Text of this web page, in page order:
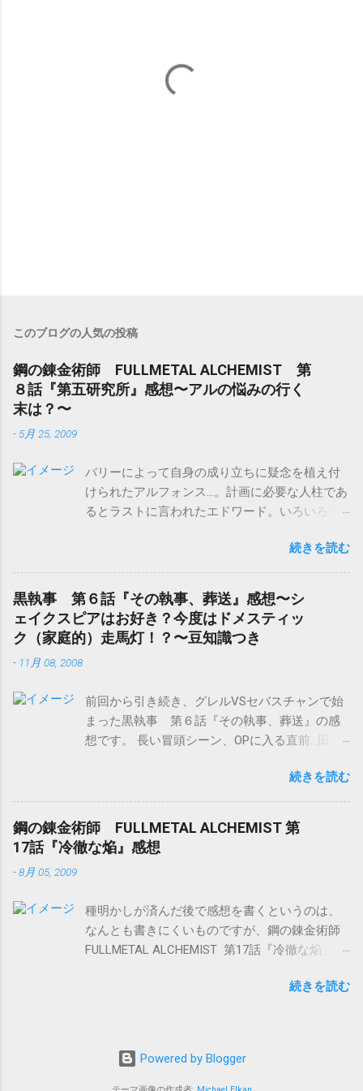
このブログの人気の投稿
鋼の錬金術師 FULLMETAL ALCHEMIST 第
８話『第五研究所』感想〜アルの悩みの行く
末は？〜
- 5月 25, 2009
バリーによって自身の成り立ちに疑念を植え付
けられたアルフォンス…。計画に必要な人柱であ
るとラストに言われたエドワード。いろいろ気
FULLMETAL ALCHEMIST 第８話『第五研究
所』感想です。 鋼の錬金術師 FULLMETAL
ALCHEMIST 2 [Blu-ray] 販売元：アニプレックス
発売日：2009/09/30 Amazon.co.jpで詳細を確認
する 第五研究所に潜入したエドとアル。 屋内に
忍び込んだエドは、賢者の石の錬成陣を発見。
人のスライサーが現れ、戦闘になる。スライサ
ーも鎧に魂を定着された者だった。 スライサー
は、元殺人鬼という割には、以外と義理がたい
体でそれぞれ二人で一組…って、 頭だけの方が
分が悪いような気がするのは気のせい？ エドは
危機一髪の所、スカーの錬成を途中で止めて分
解する技をとっさに思い出して、一発で決め
にラストとエンヴィに口封じで始末されてしま
って残念！スライサー、ちょっと気にいってた
のになぁ…。 でも、そのラストとエンヴィ。
「大事な人柱」だの「計画に支障」がどうのこ
きました。 案の定、スライサーとの対戦でガタ
続きを読む
黒執事 第６話『その執事、葬送』感想〜シ
ェイクスピアはお好き？今度はドメスティッ
ク（家庭的）走馬灯！？〜豆知識つき
- 11月 08, 2008
前回から引き続き、グレルVSセバスチャンで始
まった黒執事 第６話『その執事、葬送』の感
想です。 長い冒頭シーン、OPに入る直前…田中
（原作読んでるから、分かってはいたのです
が…） この存在感(≧∇≦)！ 一声主（ひとこえぬ
し）と呼ばせていただきます。 グレルとセバス
チャンによりたっぷりと、W.シェイクスピアの
『ロミオとジュリエット』（主に第２幕第２
イクスピアの台詞のおかげで、下世話な感じが
薄れて、美しくまとまったかなあ…と。 「あ
あ、セバスちゃん♡どうして貴方はセバスちゃ
wherefore art thou Romeo?” ） に始まって、
night!” ） まで、セバスチャンの台詞も含め、ほ
とんどが『ロミオとジュリエット』の台詞その
続きを読む
鋼の錬金術師 FULLMETAL ALCHEMIST 第
17話『冷徹な焔』感想
-8月 05, 2009
種明かしが済んだ後で感想を書くというのは、
なんとも書きにくいものですが、鋼の錬金術師
FULLMETAL ALCHEMIST 第17話『冷徹な焔』感
うに感じて観ていたのですが、その通りでした
金術師 FULLMETAL ALCHEMIST 2 [Blu-ray] アニ
プレックス 2009-09-30 Amazonアソシエイト by
続きを読む
Powered by Blogger